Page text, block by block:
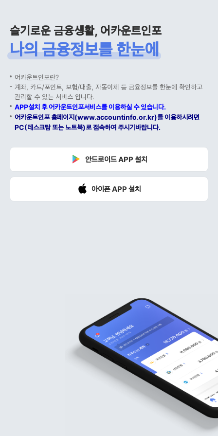
슬기로운 금융생활, 어카운트인포
나의 금융정보를 한눈에
어카운트인포란?
계좌, 카드/포인트, 보험/대출, 자동이체 등 금융정보를 한눈에 확인하고
관리할 수 있는 서비스 입니다.
APP설치 후 어카운트인포서비스를 이용하실 수 있습니다.
어카운트인포 홈페이지(www.accountinfo.or.kr)를 이용하시려면
PC(데스크탑 또는 노트북)로 접속하여 주시기바랍니다.
안드로이드 APP 설치
아이폰 APP 설치